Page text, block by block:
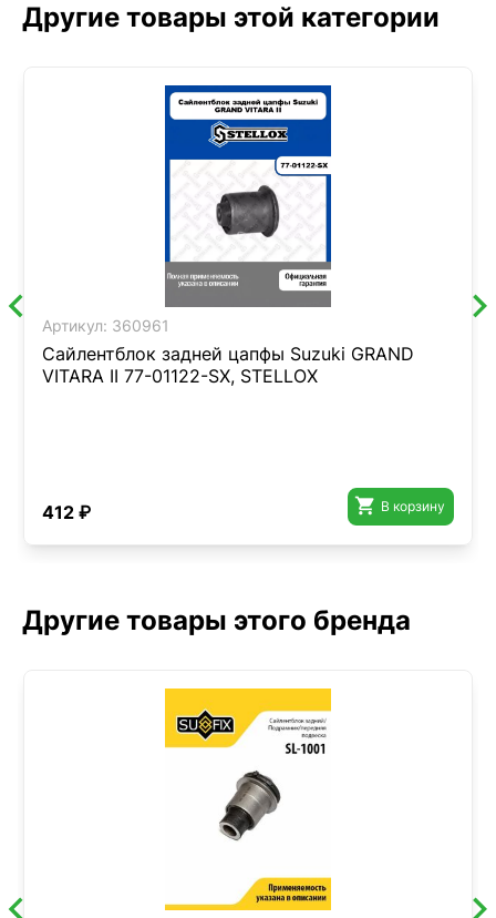
Другие товары этой категории
Артикул: 360961
Сайлентблок задней цапфы Suzuki GRAND
VITARA II 77-01122-SX, STELLOX
412 ₽  В корзину
Другие товары этого бренда